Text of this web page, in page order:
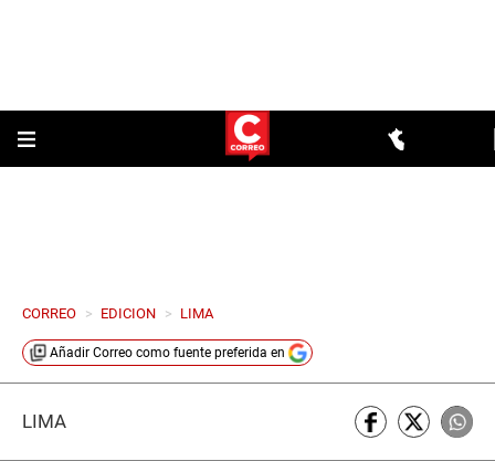
CORREO > EDICION > LIMA
Añadir Correo como fuente preferida en
LIMA